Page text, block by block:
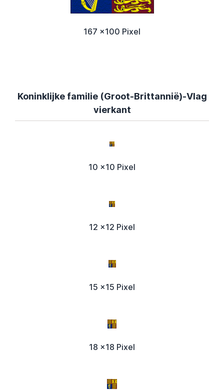
167 x100 Pixel
Koninklijke familie (Groot-Brittannië)-Vlag
vierkant
10 x10 Pixel
12 x12 Pixel
15 x15 Pixel
18 x18 Pixel